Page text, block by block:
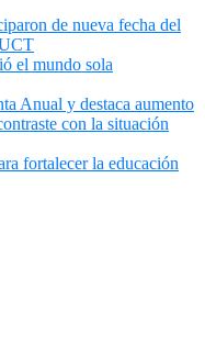
de nueva fecha del
el mundo sola
Anual y destaca aumento
con la situación
fortalecer la educación